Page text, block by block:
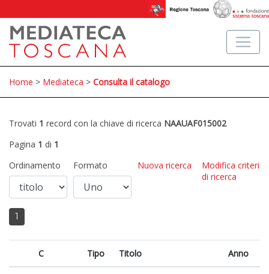
Home > Mediateca > Consulta il catalogo
Trovati 1 record con la chiave di ricerca NAAUAF015002
Pagina 1 di 1
Ordinamento
Formato Nuova ricerca
Modifica criteri
di ricerca
1
C Tipo Titolo Anno